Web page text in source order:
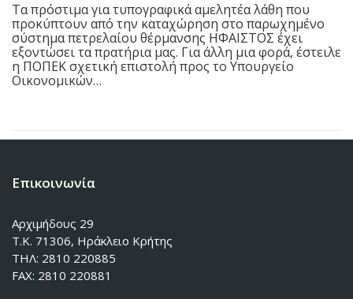
Τα πρόστιμα για τυπογραφικά αμελητέα λάθη που
προκύπτουν από την καταχώρηση στο παρωχημένο
σύστημα πετρελαίου θέρμανσης ΗΦΑΙΣΤΟΣ έχει
εξοντώσει τα πρατήρια μας. Για άλλη μια φορά, έστειλε
η ΠΟΠΕΚ σχετική επιστολή προς το Υπουργείο
Οικονομικών…
Επικοινωνία
Αρχιμήδους 29
Τ.Κ. 71306, Ηράκλειο Κρήτης
ΤΗΛ: 2810 220885
FAX: 2810 220881